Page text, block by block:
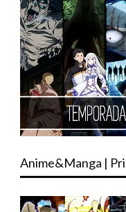
Anime&Manga |